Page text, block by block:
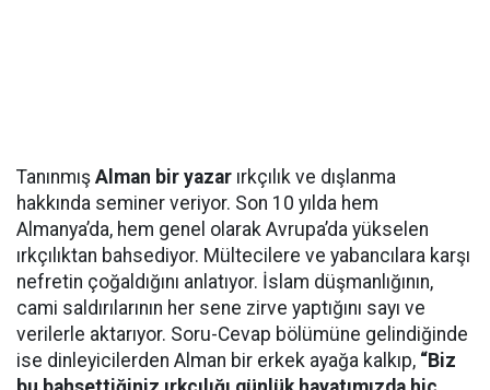
Tanınmış Alman bir yazar ırkçılık ve dışlanma
hakkında seminer veriyor. Son 10 yılda hem
Almanya’da, hem genel olarak Avrupa’da yükselen
ırkçılıktan bahsediyor. Mültecilere ve yabancılara karşı
nefretin çoğaldığını anlatıyor. İslam düşmanlığının,
cami saldırılarının her sene zirve yaptığını sayı ve
verilerle aktarıyor. Soru-Cevap bölümüne gelindiğinde
ise dinleyicilerden Alman bir erkek ayağa kalkıp, “Biz